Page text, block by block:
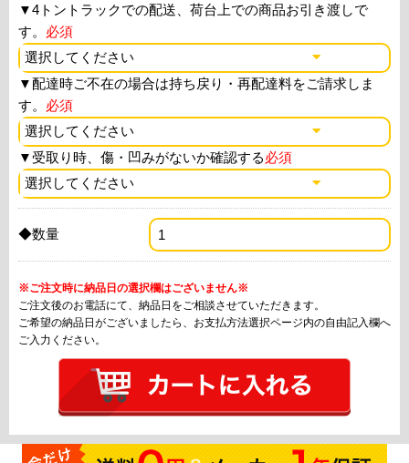
▼4トントラックでの配送、荷台上での商品お引き渡しで
す。 必須
▼配達時ご不在の場合は持ち戻り・再配達料をご請求しま
す。 必須
▼ 受取り時、傷・凹みがないか確認する必須
◆数量
※ご注文時に納品日の選択欄はございません※
ご注文後のお電話にて、納品日をご相談させていただきます。
ご希望の納品日がございましたら、お支払方法選択ページ内の自由記入欄へ
ご入力ください。